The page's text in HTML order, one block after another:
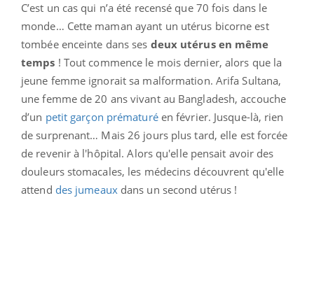
C’est un cas qui n’a été recensé que 70 fois dans le
monde… Cette maman ayant un utérus bicorne est
tombée enceinte dans ses deux utérus en même
temps ! Tout commence le mois dernier, alors que la
jeune femme ignorait sa malformation. Arifa Sultana,
une femme de 20 ans vivant au Bangladesh, accouche
d’un petit garçon prématuréen février. Jusque-là, rien
de surprenant… Mais 26 jours plus tard, elle est forcée
de revenir à l'hôpital. Alors qu'elle pensait avoir des
douleurs stomacales, les médecins découvrent qu'elle
attend des jumeauxdans un second utérus !